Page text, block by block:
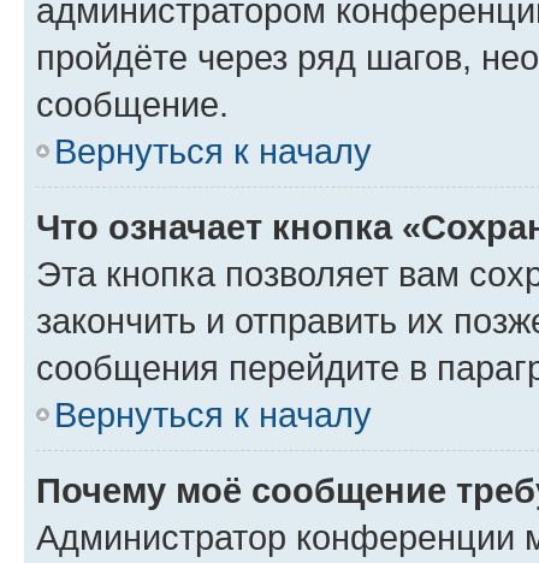
администратором
пройдёте через ряд шагов,
сообщение.
Вернуться к началу
Что означает кнопка
Эта кнопка позволяет вам
закончить и отправить их
сообщения перейдите в
Вернуться к началу
Почему моё сообщение
Администратор конференции